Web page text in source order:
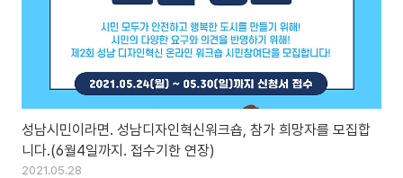
성남시민이라면. 성남디자인혁신워크숍, 참가 희망자를 모집합
니다.(6월4일까지. 접수기한 연장)
2021.05.28